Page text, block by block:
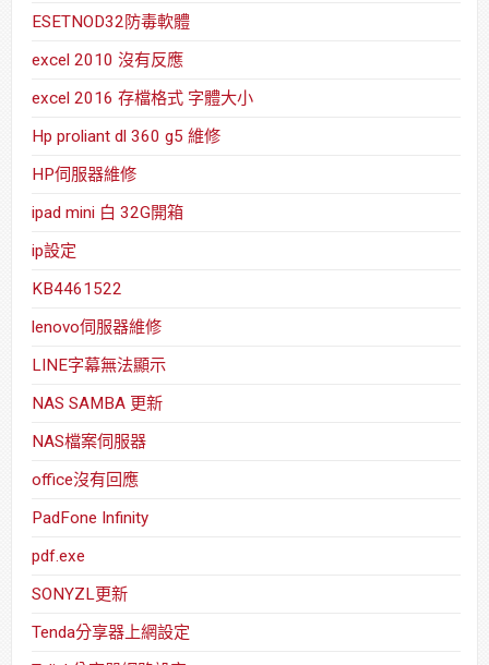
ESETNOD32防毒軟體
excel 2010 沒有反應
excel 2016 存檔格式 字體大小
Hp proliant dl 360 g5 維修
HP伺服器維修
ipad mini 白 32G開箱
ip設定
KB4461522
lenovo伺服器維修
LINE字幕無法顯示
NAS SAMBA 更新
NAS檔案伺服器
office沒有回應
PadFone Infinity
pdf.exe
SONYZL更新
Tenda分享器上網設定